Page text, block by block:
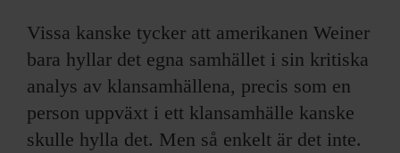
Vissa kanske tycker att amerikanen Weiner
bara hyllar det egna samhället i sin kritiska
analys av klansamhällena, precis som en
person uppväxt i ett klansamhälle kanske
skulle hylla det. Men så enkelt är det inte.